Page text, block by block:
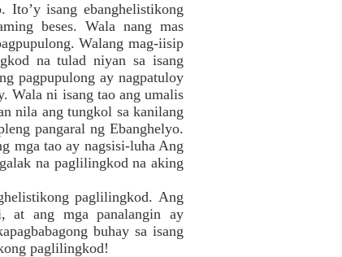
Ito’y isang ebanghelistikong
beses. Wala nang mas
Walang mag-iisip
na tulad niyan sa isang
pagpupulong ay nagpatuloy
Wala ni isang tao ang umalis
nila ang tungkol sa kanilang
pangaral ng Ebanghelyo.
mga tao ay nagsisi-luha Ang
na paglilingkod na aking
paglilingkod. Ang
at ang mga panalangin ay
buhay sa isang
paglilingkod!